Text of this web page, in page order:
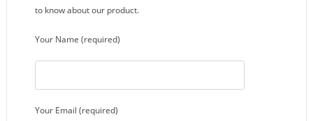
to know about our product.
Your Name (required)
Your Email (required)